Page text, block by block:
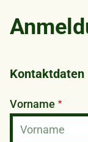
Kontaktdaten
Vorname